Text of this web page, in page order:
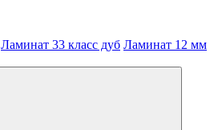
Ламинат 33 класс дуб Ламинат 12 мм